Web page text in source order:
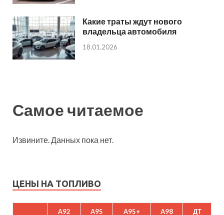
Какие траты ждут нового
владельца автомобиля
18.01.2026
Самое читаемое
Извините. Данных пока нет.
ЦЕНЫ НА ТОПЛИВО
A92 A95 A95+ A98 ДТ